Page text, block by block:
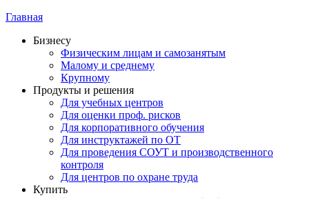
Главная
Бизнесу
Физическим лицам и самозанятым
Малому и среднему
Крупному
Продукты и решения
Для учебных центров
Для оценки проф. рисков
Для корпоративного обучения
Для инструктажей по ОТ
Для проведения СОУТ и производственного
контроля
Для центров по охране труда
Купить